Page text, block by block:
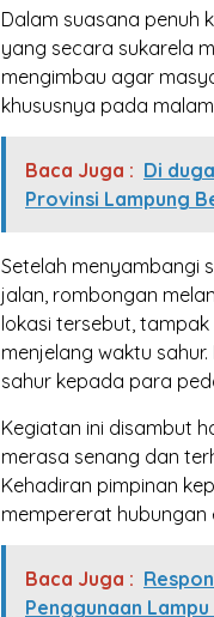
Dalam suasana penuh
yang secara sukarela
mengimbau agar
khususnya pada
Baca Juga : Di
Provinsi Lampung
Setelah menyambangi
jalan, rombongan
lokasi tersebut,
menjelang waktu
sahur kepada para
Kegiatan ini disambut
merasa senang dan
Kehadiran pimpinan
mempererat hubungan
Baca Juga :
Penggunaan